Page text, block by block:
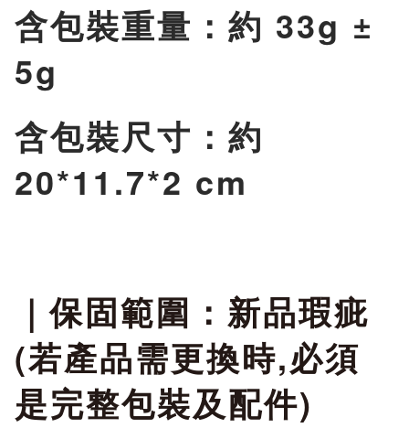
含包裝重量：約 33g ±
5g
含包裝尺寸：約
20*11.7*2 cm
｜保固範圍 ：新品瑕疵
(若產品需更換時,必須
是完整包裝及配件)